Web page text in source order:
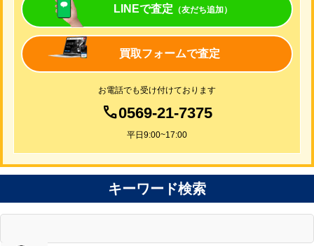
LINEで査定 （友だち追加）
買取フォームで査定
お電話でも受け付けております
0569-21-7375
平日9:00~17:00
キーワード検索